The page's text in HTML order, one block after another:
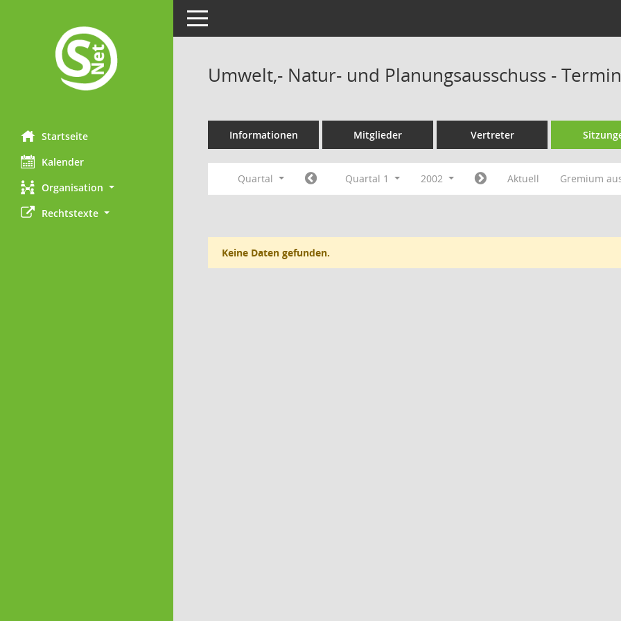
Startseite
Kalender
Organisation
Rechtstexte
Toggle navigation
Umwelt,- Natur- und Planungsausschuss -
Informationen Mitglieder Vertreter
Quartal Quartal 1 2002 Aktuell Gremium
Keine Daten gefunden.